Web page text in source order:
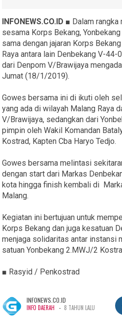
INFONEWS.CO.ID ■ Dalam
sesama Korps Bekang,
sama dengan jajaran Korps
Raya antara lain Denbekang V-
dari Denpom V/Brawijaya
Jumat (18/1/2019).
Gowes bersama ini di ikuti oleh
yang ada di wilayah Malang Raya
V/Brawijaya, sedangkan dari
pimpin oleh Wakil Komandan
Kostrad, Kapten Cba Haryo Tedjo.
Gowes bersama melintasi
dengan start dari Markas
kota hingga finish kembali di
Malang.
Kegiatan ini bertujuan untuk
Korps Bekang dan juga kesatuan
menjaga solidaritas antar instansi
satuan Yonbekang 2.MWJ/2
■ Rasyid / Penkostrad
INFONEWS.CO.ID
INFO DAERAH - 8 TAHUN LALU